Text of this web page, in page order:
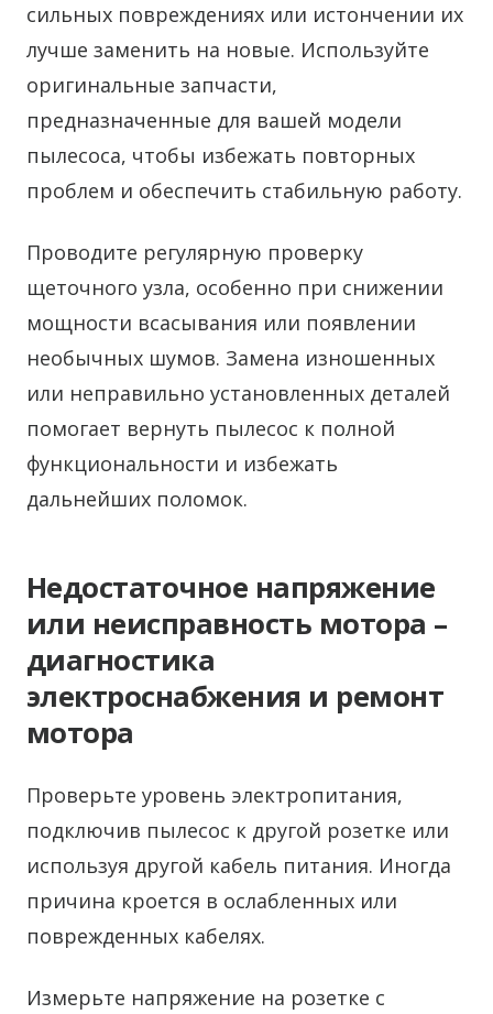
сильных повреждениях или истончении их
лучше заменить на новые. Используйте
оригинальные запчасти,
предназначенные для вашей модели
пылесоса, чтобы избежать повторных
проблем и обеспечить стабильную работу.
Проводите регулярную проверку
щеточного узла, особенно при снижении
мощности всасывания или появлении
необычных шумов. Замена изношенных
или неправильно установленных деталей
помогает вернуть пылесос к полной
функциональности и избежать
дальнейших поломок.
Недостаточное напряжение
или неисправность мотора –
диагностика
электроснабжения и ремонт
мотора
Проверьте уровень электропитания,
подключив пылесос к другой розетке или
используя другой кабель питания. Иногда
причина кроется в ослабленных или
поврежденных кабелях.
Измерьте напряжение на розетке с